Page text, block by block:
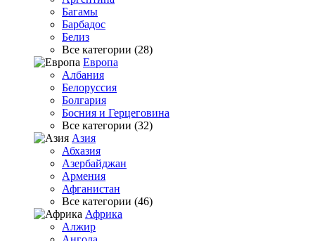
Багамы
Барбадос
Белиз
Все категории (28)
Европа
Албания
Белоруссия
Болгария
Босния и Герцеговина
Все категории (32)
Азия
Абхазия
Азербайджан
Армения
Афганистан
Все категории (46)
Африка
Алжир